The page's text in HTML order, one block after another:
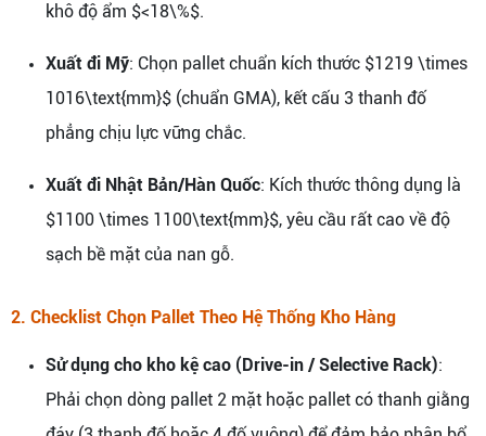
khô độ ẩm $<18\%$.
Xuất đi Mỹ: Chọn pallet chuẩn kích thước $1219 \times
1016\text{mm}$ (chuẩn GMA), kết cấu 3 thanh đố
phẳng chịu lực vững chắc.
Xuất đi Nhật Bản/Hàn Quốc: Kích thước thông dụng là
$1100 \times 1100\text{mm}$, yêu cầu rất cao về độ
sạch bề mặt của nan gỗ.
2. Checklist Chọn Pallet Theo Hệ Thống Kho Hàng
Sử dụng cho kho kệ cao (Drive-in / Selective Rack):
Phải chọn dòng pallet 2 mặt hoặc pallet có thanh giằng